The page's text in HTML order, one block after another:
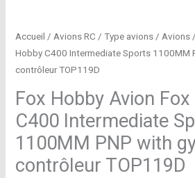
Accueil / Avions RC /Type avions / Avions
Hobby C400 Intermediate Sports 1100MM
contrôleur TOP119D
Fox Hobby Avion
C400 Intermediate
1100MM PNP with
contrôleur TOP119D